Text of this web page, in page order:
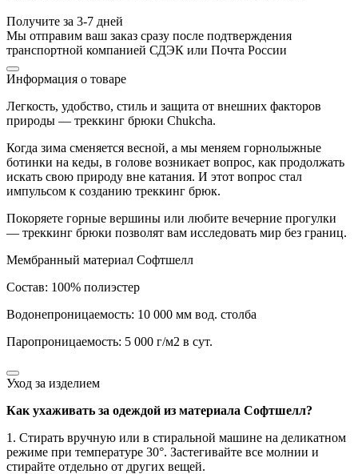
Получите за 3-7 дней
Мы отправим ваш заказ сразу после подтверждения
транспортной компанией СДЭК или Почта России
Информация о товаре
Легкость, удобство, стиль и защита от внешних факторов
природы — треккинг брюки Chukcha.
Когда зима сменяется весной, а мы меняем горнолыжные
ботинки на кеды, в голове возникает вопрос, как продолжать
искать свою природу вне катания. И этот вопрос стал
импульсом к созданию треккинг брюк.
Покоряете горные вершины или любите вечерние прогулки
— треккинг брюки позволят вам исследовать мир без границ.
Мембранный материал Софтшелл
Состав: 100% полиэстер
Водонепроницаемость: 10 000 мм вод. столба
Паропроницаемость: 5 000 г/м2 в сут.
Уход за изделием
Как ухаживать за одеждой из материала Софтшелл?
1. Стирать вручную или в стиральной машине на деликатном
режиме при температуре 30°. Застегивайте все молнии и
стирайте отдельно от других вещей.